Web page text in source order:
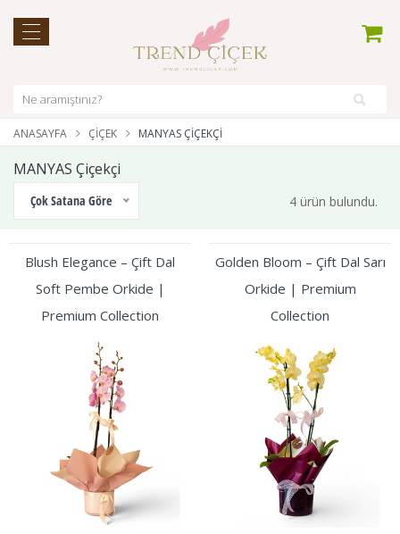
ANASAYFA ÇIÇEK MANYAS ÇIÇEKÇI
MANYAS Çiçekçi
Çok Satana Göre 4 ürün bulundu.
Blush Elegance – Çift Dal
Soft Pembe Orkide |
Premium Collection
Golden Bloom – Çift Dal Sarı
Orkide | Premium
Collection